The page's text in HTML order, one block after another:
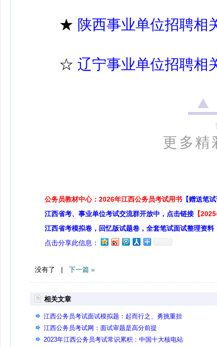
★ 陕西事业单位招聘相
☆ 辽宁事业单位招聘相
更多精
公务员教材中心：2026年江西公务员考试用书 【赠送笔
江西省考、事业单位考试交流群开放中，点击链接 【
江西省考模拟卷，回忆版试题卷，全套笔试面试整理资料
点击分享此信息：
没有了 | 下一篇 »
相关文章
江西公务员考试面试模拟题：起而行之、勇挑重担
江西公务员考试网：面试审题是高分前提
2023年江西公务员考试常识累积：中国十大核电站